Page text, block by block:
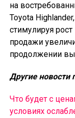
на
Toyota
стимулируя
продажи
продолжении
Другие новости
Что будет с
условиях